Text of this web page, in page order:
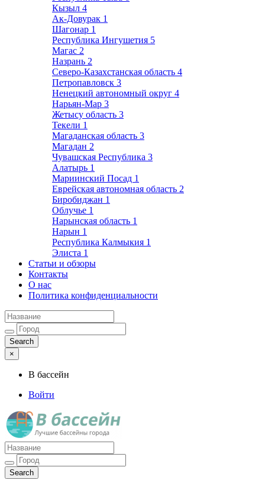
Кызыл 4
Ак-Довурак 1
Шагонар 1
Республика Ингушетия 5
Магас 2
Назрань 2
Северо-Казахстанская область 4
Петропавловск 3
Ненецкий автономный округ 4
Нарьян-Мар 3
Жетысу область 3
Текели 1
Магаданская область 3
Магадан 2
Чувашская Республика 3
Алатырь 1
Мариинский Посад 1
Еврейская автономная область 2
Биробиджан 1
Облучье 1
Нарынская область 1
Нарын 1
Республика Калмыкия 1
Элиста 1
Статьи и обзоры
Контакты
О нас
Политика конфиденциальности
×
В бассейн
Войти
Лучшие бассейны города